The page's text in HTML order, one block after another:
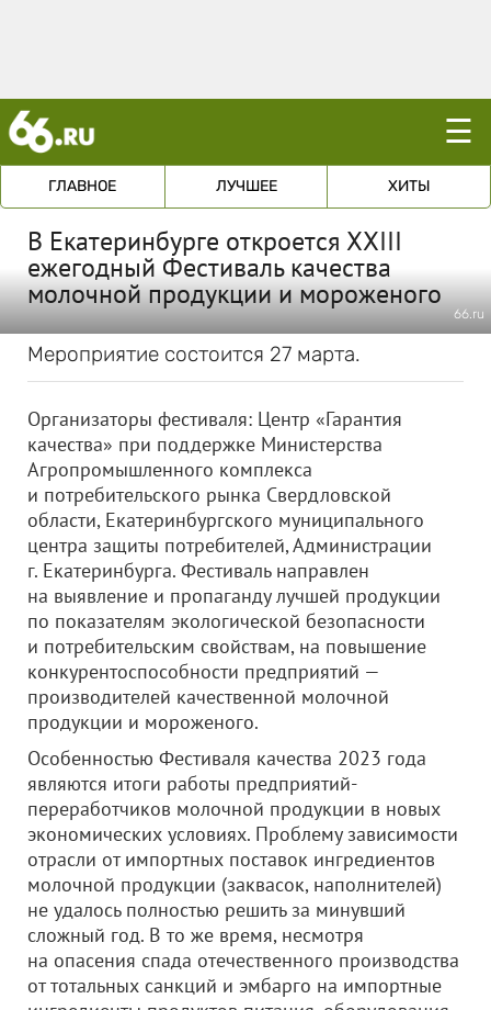
☰
ГЛАВНОЕ ЛУЧШЕЕ ХИТЫ
В Екатеринбурге откроется XХIII
ежегодный Фестиваль качества
молочной продукции и мороженого
66.ru
Мероприятие состоится 27 марта.
Организаторы фестиваля: Центр «Гарантия
качества» при поддержке Министерства
Агропромышленного комплекса
и потребительского рынка Свердловской
области, Екатеринбургского муниципального
центра защиты потребителей, Администрации
г. Екатеринбурга. Фестиваль направлен
на выявление и пропаганду лучшей продукции
по показателям экологической безопасности
и потребительским свойствам, на повышение
конкурентоспособности предприятий —
производителей качественной молочной
продукции и мороженого.
Особенностью Фестиваля качества 2023 года
являются итоги работы предприятий-
переработчиков молочной продукции в новых
экономических условиях. Проблему зависимости
отрасли от импортных поставок ингредиентов
молочной продукции (заквасок, наполнителей)
не удалось полностью решить за минувший
сложный год. В то же время, несмотря
на опасения спада отечественного производства
от тотальных санкций и эмбарго на импортные